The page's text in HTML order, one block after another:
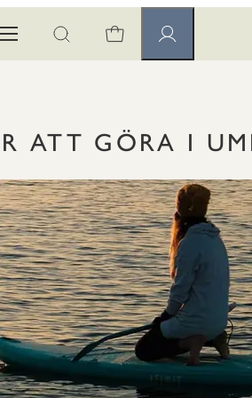
Öppna menynÖppna sök Medlemssidor
ATT GÖRA I